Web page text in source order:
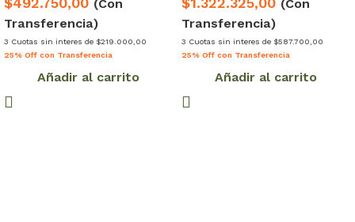
(Con
Transferencia)
3 Cuotas sin interes de $219.000,00
25% Off con Transferencia
Añadir al carrito
(Con
Transferencia)
3 Cuotas sin interes de $587.700,00
25% Off con Transferencia
Añadir al carrito